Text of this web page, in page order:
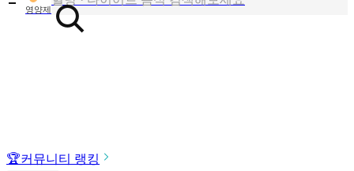
영양제
음식 · 영양제 리뷰를 찾아보세요
🏆커뮤니티 랭킹